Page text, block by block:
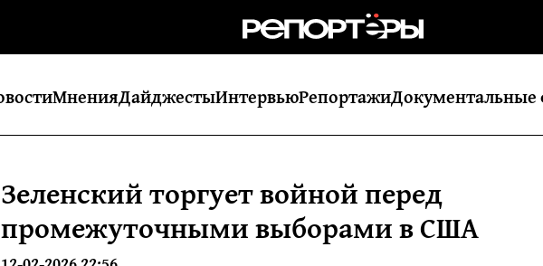
МненияДайджестыИнтервьюРепортажи
Зеленский торгует войной перед
промежуточными выборами в США